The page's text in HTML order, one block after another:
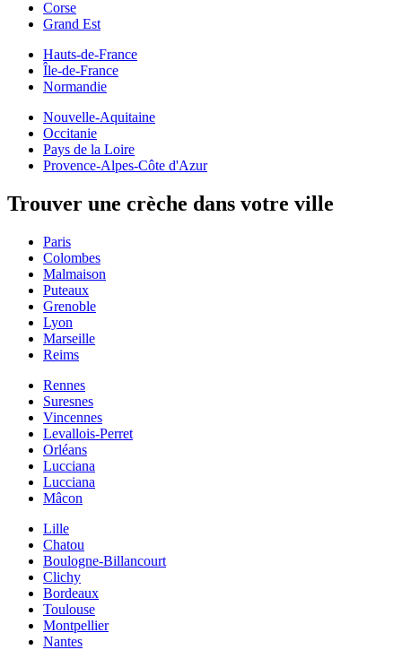
Corse
Grand Est
Hauts-de-France
Île-de-France
Normandie
Nouvelle-Aquitaine
Occitanie
Pays de la Loire
Provence-Alpes-Côte d'Azur
Trouver une crèche dans votre ville
Paris
Colombes
Malmaison
Puteaux
Grenoble
Lyon
Marseille
Reims
Rennes
Suresnes
Vincennes
Levallois-Perret
Orléans
Lucciana
Lucciana
Mâcon
Lille
Chatou
Boulogne-Billancourt
Clichy
Bordeaux
Toulouse
Montpellier
Nantes